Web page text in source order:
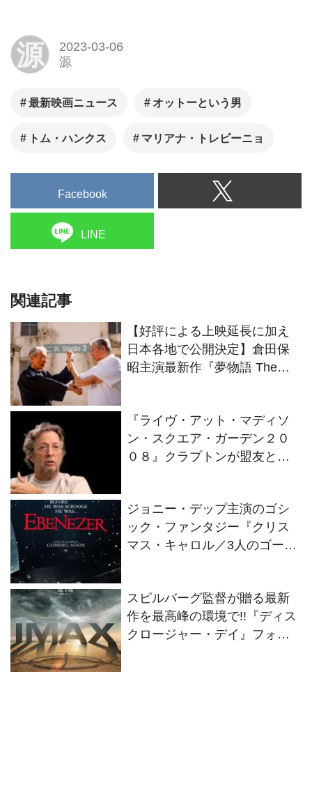
ンクス、監督マーク・フォース
源
2023-03-06
源
最新映画ニュース オットーという男
トム・ハンクス マリアナ・トレビーニョ
Facebook
LINE
関連記事
【好評による上映延長に加え
日本各地で公開決定】倉田保
昭主演最新作『夢物語 The
『ライヴ・アット・マディソ
ン・スクエア・ガーデン２０
０８』クラプトンが盟友との
ジョニー・デップ主演のゴシ
ック・ファンタジー『クリス
マス・キャロル／3人のゴース
スピルバーグ監督が贈る最新
作を最高峰の環境で!!『ディス
クロージャー・デイ』フォー